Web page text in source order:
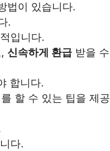
법이 있습니다.
.
입니다.
신속하게 환급 받을 수
합니다.
할 수 있는 팁을 제공
다.